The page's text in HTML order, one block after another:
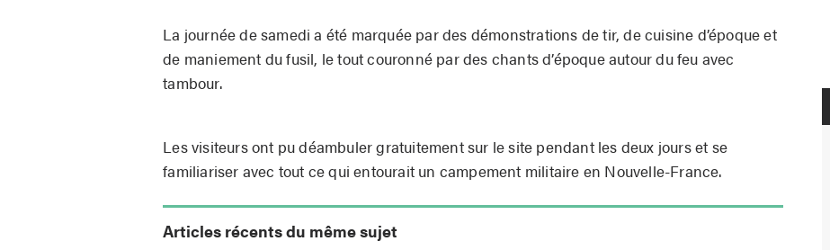
La journée de samedi a été marquée par des démonstrations de tir, de cuisine d’époque et
de maniement du fusil, le tout couronné par des chants d’époque autour du feu avec
tambour.
Les visiteurs ont pu déambuler gratuitement sur le site pendant les deux jours et se
familiariser avec tout ce qui entourait un campement militaire en Nouvelle-France.
Articles récents du même sujet